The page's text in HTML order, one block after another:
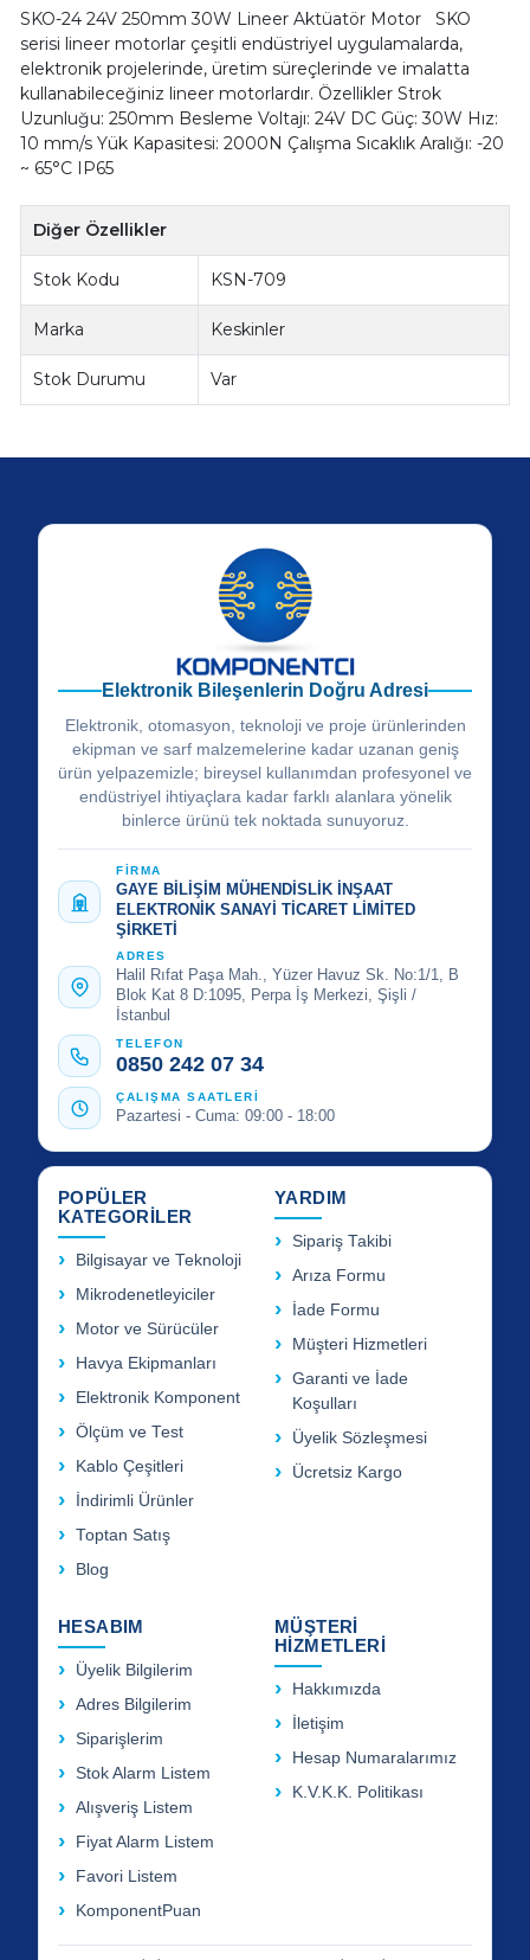
SKO-24 24V 250mm 30W Lineer Aktüatör Motor SKO
serisi lineer motorlar çeşitli endüstriyel uygulamalarda,
elektronik projelerinde, üretim süreçlerinde ve imalatta
kullanabileceğiniz lineer motorlardır. Özellikler Strok
Uzunluğu: 250mm Besleme Voltajı: 24V DC Güç: 30W Hız:
10 mm/s Yük Kapasitesi: 2000N Çalışma Sıcaklık Aralığı: -20
~ 65°C IP65
Diğer Özellikler
Stok Kodu KSN-709
Marka Keskinler
Stok Durumu Var
Elektronik Bileşenlerin Doğru Adresi
Elektronik, otomasyon, teknoloji ve proje ürünlerinden
ekipman ve sarf malzemelerine kadar uzanan geniş
ürün yelpazemizle; bireysel kullanımdan profesyonel ve
endüstriyel ihtiyaçlara kadar farklı alanlara yönelik
binlerce ürünü tek noktada sunuyoruz.
FİRMA
GAYE BİLİŞİM MÜHENDİSLİK İNŞAAT
ELEKTRONİK SANAYİ TİCARET LİMİTED
ŞİRKETİ
ADRES
Halil Rıfat Paşa Mah., Yüzer Havuz Sk. No:1/1, B
Blok Kat 8 D:1095, Perpa İş Merkezi, Şişli /
İstanbul
TELEFON
0850 242 07 34
ÇALIŞMA SAATLERİ
Pazartesi - Cuma: 09:00 - 18:00
POPÜLER
KATEGORİLER
Bilgisayar ve Teknoloji
Mikrodenetleyiciler
Motor ve Sürücüler
Havya Ekipmanları
Elektronik Komponent
Ölçüm ve Test
Kablo Çeşitleri
İndirimli Ürünler
Toptan Satış
Blog
YARDIM
Sipariş Takibi
Arıza Formu
İade Formu
Müşteri Hizmetleri
Garanti ve İade
Koşulları
Üyelik Sözleşmesi
Ücretsiz Kargo
HESABIM
Üyelik Bilgilerim
Adres Bilgilerim
Siparişlerim
Stok Alarm Listem
Alışveriş Listem
Fiyat Alarm Listem
Favori Listem
KomponentPuan
MÜŞTERİ
HİZMETLERİ
Hakkımızda
İletişim
Hesap Numaralarımız
K.V.K.K. Politikası